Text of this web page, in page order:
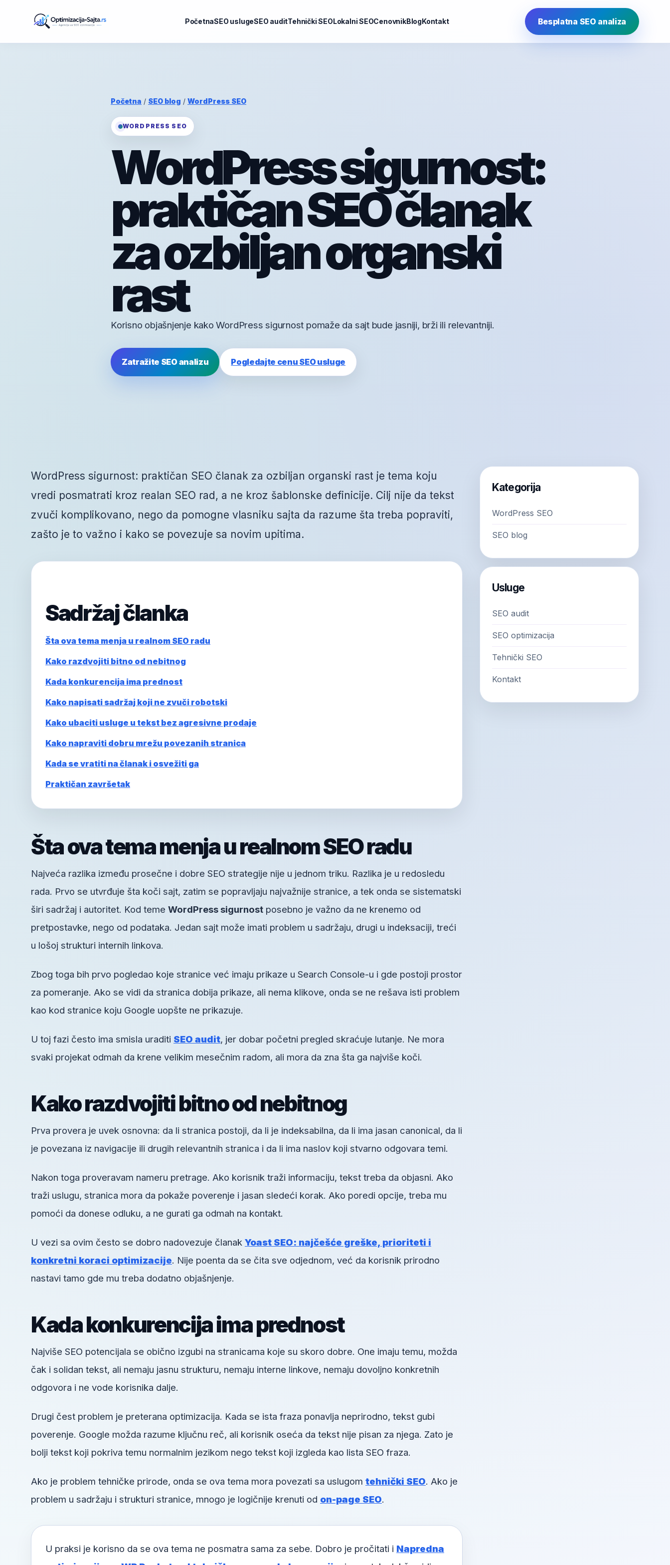
PočetnaSEO uslugeSEO auditTehnički SEOLokalni SEOCenovnikBlogKontakt Besplatna SEO analiza
Početna / SEO blog / WordPress SEO
WORDPRESS SEO
WordPress sigurnost:
praktičan SEO članak
za ozbiljan organski
rast
Korisno objašnjenje kako WordPress sigurnost pomaže da sajt bude jasniji, brži ili relevantniji.
Zatražite SEO analizu Pogledajte cenu SEO usluge
WordPress sigurnost: praktičan SEO članak za ozbiljan organski rast je tema koju
vredi posmatrati kroz realan SEO rad, a ne kroz šablonske definicije. Cilj nije da tekst
zvuči komplikovano, nego da pomogne vlasniku sajta da razume šta treba popraviti,
zašto je to važno i kako se povezuje sa novim upitima.
Sadržaj članka
Šta ova tema menja u realnom SEO radu
Kako razdvojiti bitno od nebitnog
Kada konkurencija ima prednost
Kako napisati sadržaj koji ne zvuči robotski
Kako ubaciti usluge u tekst bez agresivne prodaje
Kako napraviti dobru mrežu povezanih stranica
Kada se vratiti na članak i osvežiti ga
Praktičan završetak
Šta ova tema menja u realnom SEO radu
Najveća razlika između prosečne i dobre SEO strategije nije u jednom triku. Razlika je u redosledu
rada. Prvo se utvrđuje šta koči sajt, zatim se popravljaju najvažnije stranice, a tek onda se sistematski
širi sadržaj i autoritet. Kod teme WordPress sigurnost posebno je važno da ne krenemo od
pretpostavke, nego od podataka. Jedan sajt može imati problem u sadržaju, drugi u indeksaciji, treći
u lošoj strukturi internih linkova.
Zbog toga bih prvo pogledao koje stranice već imaju prikaze u Search Console-u i gde postoji prostor
za pomeranje. Ako se vidi da stranica dobija prikaze, ali nema klikove, onda se ne rešava isti problem
kao kod stranice koju Google uopšte ne prikazuje.
U toj fazi često ima smisla uraditi SEO audit, jer dobar početni pregled skraćuje lutanje. Ne mora
svaki projekat odmah da krene velikim mesečnim radom, ali mora da zna šta ga najviše koči.
Kako razdvojiti bitno od nebitnog
Prva provera je uvek osnovna: da li stranica postoji, da li je indeksabilna, da li ima jasan canonical, da li
je povezana iz navigacije ili drugih relevantnih stranica i da li ima naslov koji stvarno odgovara temi.
Nakon toga proveravam nameru pretrage. Ako korisnik traži informaciju, tekst treba da objasni. Ako
traži uslugu, stranica mora da pokaže poverenje i jasan sledeći korak. Ako poredi opcije, treba mu
pomoći da donese odluku, a ne gurati ga odmah na kontakt.
U vezi sa ovim često se dobro nadovezuje članak Yoast SEO: najčešće greške, prioriteti i
konkretni koraci optimizacije. Nije poenta da se čita sve odjednom, već da korisnik prirodno
nastavi tamo gde mu treba dodatno objašnjenje.
Kada konkurencija ima prednost
Najviše SEO potencijala se obično izgubi na stranicama koje su skoro dobre. One imaju temu, možda
čak i solidan tekst, ali nemaju jasnu strukturu, nemaju interne linkove, nemaju dovoljno konkretnih
odgovora i ne vode korisnika dalje.
Drugi čest problem je preterana optimizacija. Kada se ista fraza ponavlja neprirodno, tekst gubi
poverenje. Google možda razume ključnu reč, ali korisnik oseća da tekst nije pisan za njega. Zato je
bolji tekst koji pokriva temu normalnim jezikom nego tekst koji izgleda kao lista SEO fraza.
Ako je problem tehničke prirode, onda se ova tema mora povezati sa uslugom tehnički SEO. Ako je
problem u sadržaju i strukturi stranice, mnogo je logičnije krenuti od on-page SEO.
U praksi je korisno da se ova tema ne posmatra sama za sebe. Dobro je pročitati i Napredna
Kategorija
WordPress SEO
SEO blog
Usluge
SEO audit
SEO optimizacija
Tehnički SEO
Kontakt